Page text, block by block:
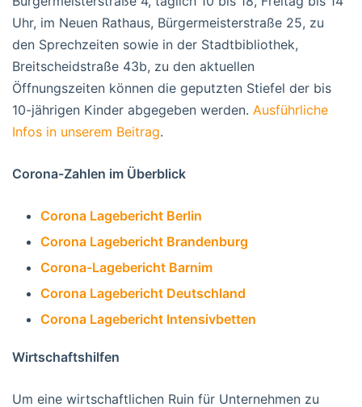
Uhr, im Neuen Rathaus, Bürgermeisterstraße 25, zu
den Sprechzeiten sowie in der Stadtbibliothek,
Breitscheidstraße 43b, zu den aktuellen
Öffnungszeiten können die geputzten Stiefel der bis
10-jährigen Kinder abgegeben werden. Ausführliche
Infos in unserem Beitrag.
Corona-Zahlen im Überblick
Corona Lagebericht Berlin
Corona Lagebericht Brandenburg
Corona-Lagebericht Barnim
Corona Lagebericht Deutschland
Corona Lagebericht Intensivbetten
Wirtschaftshilfen
Um eine wirtschaftlichen Ruin für Unternehmen zu